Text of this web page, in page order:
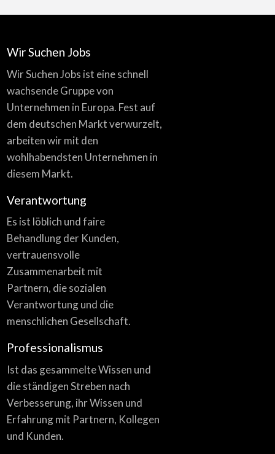
Wir Suchen Jobs
Wir Suchen Jobs ist eine schnell
wachsende Gruppe von
Unternehmen in Europa. Fest auf
dem deutschen Markt verwurzelt,
arbeiten wir mit den
wohlhabendsten Unternehmen in
diesem Markt.
Verantwortung
Es ist löblich und faire
Behandlung der Kunden,
vertrauensvolle
Zusammenarbeit mit
Partnern, die sozialen
Verantwortung und die
menschlichen Gesellschaft.
Professionalismus
Ist das gesammelte Wissen und
die ständigen Streben nach
Verbesserung, ihr Wissen und
Erfahrung mit Partnern, Kollegen
und Kunden.